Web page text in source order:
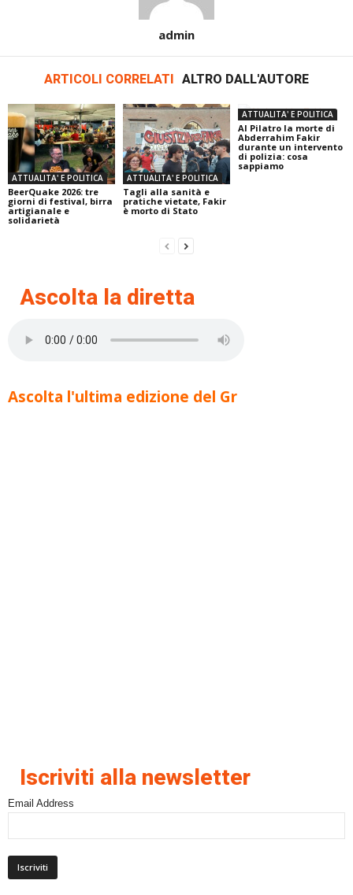
admin
ARTICOLI CORRELATI ALTRO DALL'AUTORE
ATTUALITA' E POLITICA
BeerQuake 2026: tre
giorni di festival, birra
artigianale e
solidarietà
ATTUALITA' E POLITICA
Tagli alla sanità e
pratiche vietate, Fakir
è morto di Stato
ATTUALITA' E POLITICA
Al Pilatro la morte di
Abderrahim Fakir
durante un intervento
di polizia: cosa
sappiamo
Ascolta la diretta
Ascolta l'ultima edizione del Gr
Iscriviti alla newsletter
Email Address